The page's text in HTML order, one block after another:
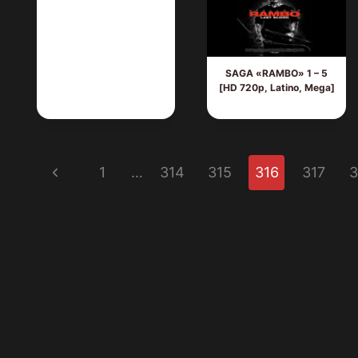
SAGA «RAMBO» 1 – 5
[HD 720p, Latino, Mega]
Navegación
Página
1 … 314 315 316 317